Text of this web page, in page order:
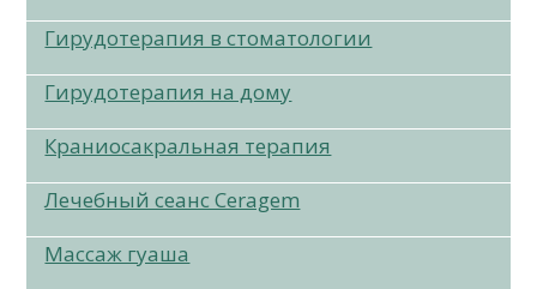
Гирудотерапия в стоматологии
Гирудотерапия на дому
Краниосакральная терапия
Лечебный сеанс Ceragem
Массаж гуаша